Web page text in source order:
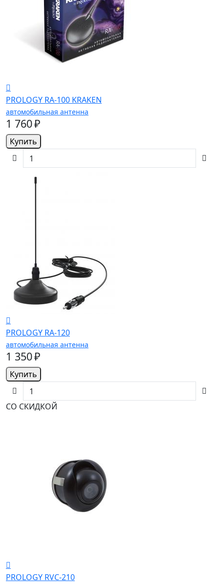
PROLOGY RA-100 KRAKEN
автомобильная антенна
1 760 ₽
Купить
PROLOGY RA-120
автомобильная антенна
1 350 ₽
Купить
СО СКИДКОЙ
PROLOGY RVC-210